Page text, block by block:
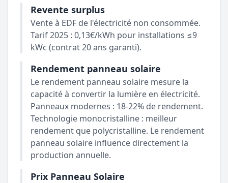
Revente surplus
Vente à EDF de l'électricité non consommée.
Tarif 2025 : 0,13€/kWh pour installations ≤9
kWc (contrat 20 ans garanti).
Rendement panneau solaire
Le rendement panneau solaire mesure la
capacité à convertir la lumière en électricité.
Panneaux modernes : 18-22% de rendement.
Technologie monocristalline : meilleur
rendement que polycristalline. Le rendement
panneau solaire influence directement la
production annuelle.
Prix Panneau Solaire